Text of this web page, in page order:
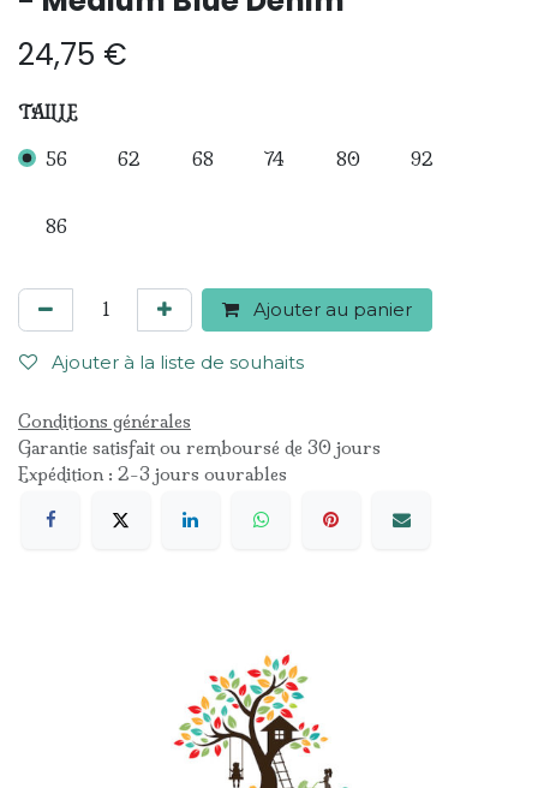
24,75 €
TAILLE
56 62 68 74 80 92
86
Ajouter au panier
Ajouter à la liste de souhaits
Conditions générales
Garantie satisfait ou remboursé de 30 jours
Expédition : 2-3 jours ouvrables